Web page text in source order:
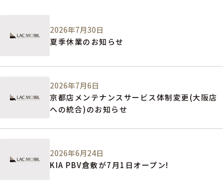
2026年7月30日
夏季休業のお知らせ
2026年7月6日
京都店メンテナンスサービス体制変更(大阪店
への統合)のお知らせ
2026年6月24日
KIA PBV倉敷が7月1日オープン!